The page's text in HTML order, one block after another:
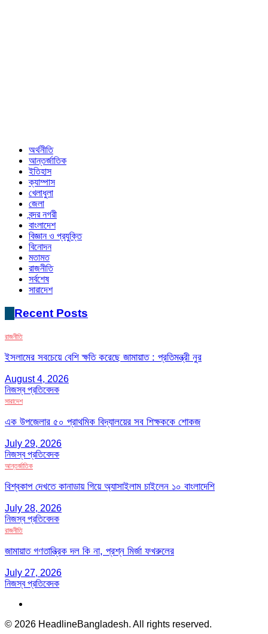
অর্থনীতি
আন্তর্জাতিক
ইতিহাস
ক্যাম্পাস
খেলাধুলা
জেলা
বন্দর নগরী
বাংলাদেশ
বিজ্ঞান ও প্রযুক্তি
বিনোদন
মতামত
রাজনীতি
সর্বশেষ
সারাদেশ
Recent Posts
রাজনীতি
ইসলামের সবচেয়ে বেশি ক্ষতি করেছে জামায়াত : প্রতিমন্ত্রী নুর
August 4, 2026
নিজস্ব প্রতিবেদক
সারাদেশ
এক উপজেলার ৫০ প্রাথমিক বিদ্যালয়ের সব শিক্ষককে শোকজ
July 29, 2026
নিজস্ব প্রতিবেদক
আন্তর্জাতিক
বিশ্বকাপ দেখতে কানাডায় গিয়ে অ্যাসাইলাম চাইলেন ১০ বাংলাদেশি
July 28, 2026
নিজস্ব প্রতিবেদক
রাজনীতি
জামায়াত গণতান্ত্রিক দল কি না, প্রশ্ন মির্জা ফখরুলের
July 27, 2026
নিজস্ব প্রতিবেদক
© 2026 HeadlineBangladesh. All rights reserved.